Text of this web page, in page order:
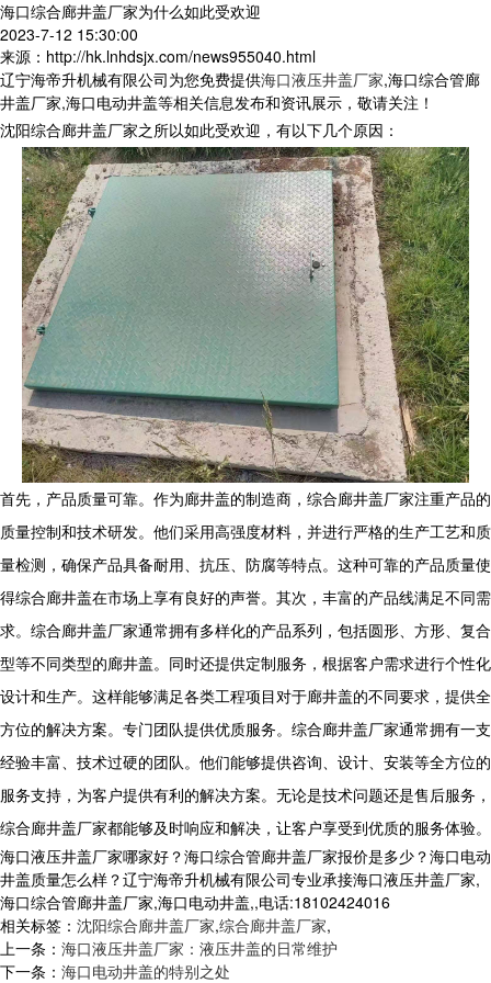
海口综合廊井盖厂家为什么如此受欢迎
2023-7-12 15:30:00
来源：http://hk.lnhdsjx.com/news955040.html
辽宁海帝升机械有限公司为您免费提供海口液压井盖厂家,海口综合管廊
井盖厂家,海口电动井盖等相关信息发布和资讯展示，敬请关注！
沈阳综合廊井盖厂家之所以如此受欢迎，有以下几个原因：
首先，产品质量可靠。作为廊井盖的制造商，综合廊井盖厂家注重产品的
质量控制和技术研发。他们采用高强度材料，并进行严格的生产工艺和质
量检测，确保产品具备耐用、抗压、防腐等特点。这种可靠的产品质量使
得综合廊井盖在市场上享有良好的声誉。其次，丰富的产品线满足不同需
求。综合廊井盖厂家通常拥有多样化的产品系列，包括圆形、方形、复合
型等不同类型的廊井盖。同时还提供定制服务，根据客户需求进行个性化
设计和生产。这样能够满足各类工程项目对于廊井盖的不同要求，提供全
方位的解决方案。专门团队提供优质服务。综合廊井盖厂家通常拥有一支
经验丰富、技术过硬的团队。他们能够提供咨询、设计、安装等全方位的
服务支持，为客户提供有利的解决方案。无论是技术问题还是售后服务，
综合廊井盖厂家都能够及时响应和解决，让客户享受到优质的服务体验。
海口液压井盖厂家哪家好？海口综合管廊井盖厂家报价是多少？海口电动
井盖质量怎么样？辽宁海帝升机械有限公司专业承接海口液压井盖厂家,
海口综合管廊井盖厂家,海口电动井盖,,电话:18102424016
相关标签： 沈阳综合廊井盖厂家,综合廊井盖厂家,
上一条： 海口液压井盖厂家：液压井盖的日常维护
下一条： 海口电动井盖的特别之处